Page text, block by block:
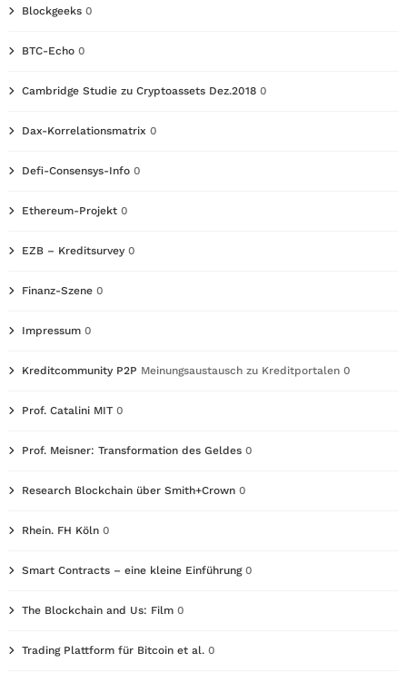
Blockgeeks 0
BTC-Echo 0
Cambridge Studie zu Cryptoassets Dez.2018 0
Dax-Korrelationsmatrix 0
Defi-Consensys-Info 0
Ethereum-Projekt 0
EZB – Kreditsurvey 0
Finanz-Szene 0
Impressum 0
Kreditcommunity P2P Meinungsaustausch zu Kreditportalen 0
Prof. Catalini MIT 0
Prof. Meisner: Transformation des Geldes 0
Research Blockchain über Smith+Crown 0
Rhein. FH Köln 0
Smart Contracts – eine kleine Einführung0
The Blockchain and Us: Film 0
Trading Plattform für Bitcoin et al. 0